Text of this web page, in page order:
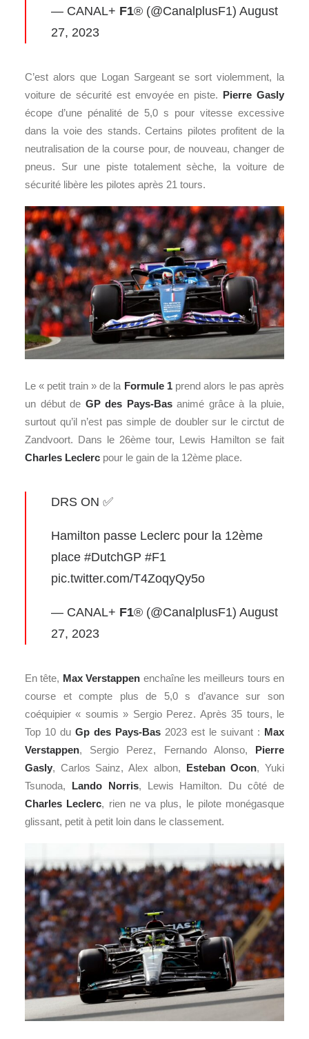
— CANAL+ F1® (@CanalplusF1) August
27, 2023
C’est alors que Logan Sargeant se sort violemment, la
voiture de sécurité est envoyée en piste. Pierre Gasly
écope d’une pénalité de 5,0 s pour vitesse excessive
dans la voie des stands. Certains pilotes profitent de la
neutralisation de la course pour, de nouveau, changer de
pneus. Sur une piste totalement sèche, la voiture de
sécurité libère les pilotes après 21 tours.
Le « petit train » de la Formule 1prend alors le pas après
un début de GP des Pays-Basanimé grâce à la pluie,
surtout qu’il n’est pas simple de doubler sur le circtut de
Zandvoort. Dans le 26ème tour, Lewis Hamilton se fait
Charles Leclerc pour le gain de la 12ème place.
DRS ON ✅
Hamilton passe Leclerc pour la 12ème
place ️ #DutchGP #F1
pic.twitter.com/T4ZoqyQy5o
— CANAL+ F1® (@CanalplusF1) August
27, 2023
En tête, Max Verstappen enchaîne les meilleurs tours en
course et compte plus de 5,0 s d’avance sur son
coéquipier « soumis » Sergio Perez. Après 35 tours, le
Top 10 du Gp des Pays-Bas 2023 est le suivant : Max
Verstappen, Sergio Perez, Fernando Alonso, Pierre
Gasly, Carlos Sainz, Alex albon, Esteban Ocon, Yuki
Tsunoda, Lando Norris, Lewis Hamilton. Du côté de
Charles Leclerc, rien ne va plus, le pilote monégasque
glissant, petit à petit loin dans le classement.